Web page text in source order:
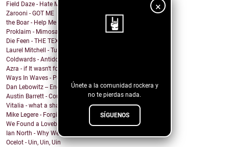
×
Únete a la comunidad rockera y
no te pierdas nada.
SÍGUENOS
Field Daze - Hate Me
Zarooni - GOT ME
the Boar - Help Me
Proklaim - Mimosa
Die Feen - THE TEXAN
Laurel Mitchell - Tuesday, Parkway
Coldwards - Antidote
Azra - if It wasn't for you
Ways In Waves - Pulled to the Sky
Dan Lebowitz -- Enemies
Austin Barrett - Country Enuf
Vitalia - what a shame
Mike Legere - Forgiveness
We Found a Lovebird - 100%
Ian North - Why We Build Houses
Ocelot - Uin, Uin, Uin